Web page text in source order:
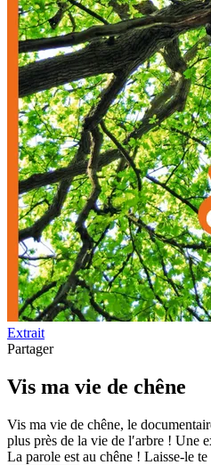
Extrait
Partager
Vis ma vie de chêne
Vis ma vie de chêne, le
plus près de la vie de l′arbre ! Une
La parole est au chêne ! Laisse-le